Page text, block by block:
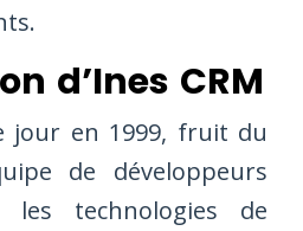
d’Ines CRM
jour en 1999, fruit du
de développeurs
les technologies de